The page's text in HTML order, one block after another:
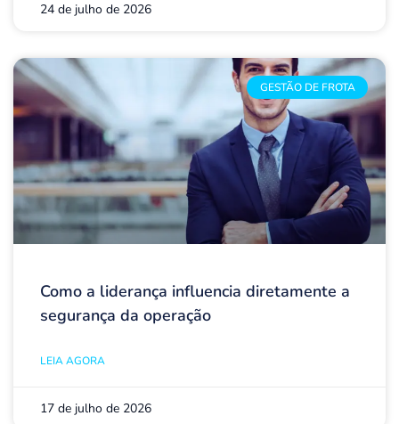
24 de julho de 2026
GESTÃO DE FROTA
Como a liderança influencia diretamente a
segurança da operação
LEIA AGORA
17 de julho de 2026